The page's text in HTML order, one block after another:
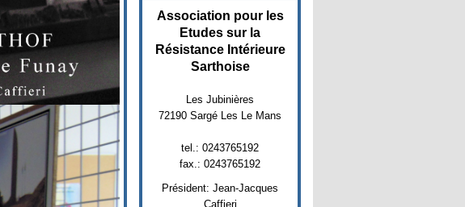
Association pour les
Etudes sur la
Résistance Intérieure
Sarthoise
Les Jubinières
72190 Sargé Les Le Mans
tel.: 0243765192
fax.: 0243765192
Président: Jean-Jacques
Caffieri